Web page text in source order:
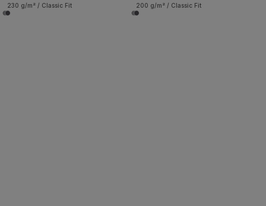
230 g/m² / Classic Fit 200 g/m² / Classic Fit